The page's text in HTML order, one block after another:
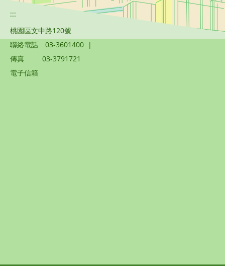
:::
桃園區文中路120號
聯絡電話
03-3601400 |
傳真
03-3791721
電子信箱